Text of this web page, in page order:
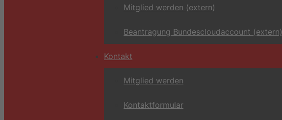
Mitglied werden (extern)
Beantragung Bundescloudaccount (extern)
Kontakt
Mitglied werden
Kontaktformular